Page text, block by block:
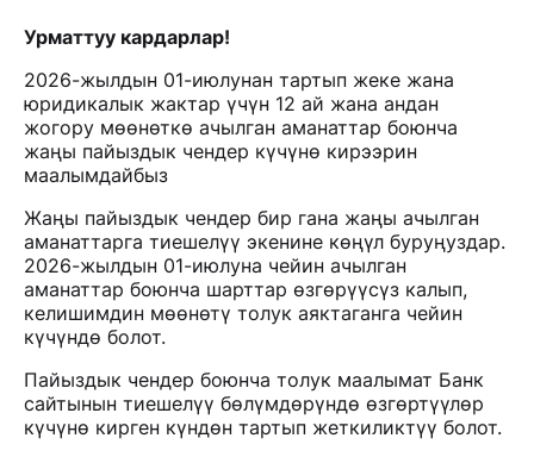
Урматтуу кардарлар!
2026-жылдын 01-июлунан тартып жеке жана
юридикалык жактар үчүн 12 ай жана андан
жогору мөөнөткө ачылган аманаттар боюнча
жаңы пайыздык чендер күчүнө кирээрин
маалымдайбыз
Жаңы пайыздык чендер бир гана жаңы ачылган
аманаттарга тиешелүү экенине көңүл буруңуздар.
2026-жылдын 01-июлуна чейин ачылган
аманаттар боюнча шарттар өзгөрүүсүз калып,
келишимдин мөөнөтү толук аяктаганга чейин
күчүндө болот.
Пайыздык чендер боюнча толук маалымат Банк
сайтынын тиешелүү бөлүмдөрүндө өзгөртүүлөр
күчүнө кирген күндөн тартып жеткиликтүү болот.